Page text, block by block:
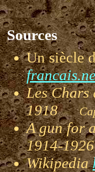
Sources
Un siècle
Les
1918
A gun for
1914-
Wikipedia